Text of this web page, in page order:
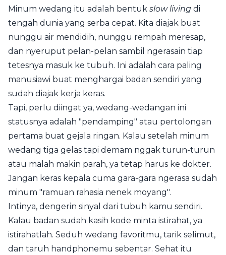
Minum wedang itu adalah bentuk slow living di
tengah dunia yang serba cepat. Kita diajak buat
nunggu air mendidih, nunggu rempah meresap,
dan nyeruput pelan-pelan sambil ngerasain tiap
tetesnya masuk ke tubuh. Ini adalah cara paling
manusiawi buat menghargai badan sendiri yang
sudah diajak kerja keras.
Tapi, perlu diingat ya, wedang-wedangan ini
statusnya adalah "pendamping" atau pertolongan
pertama buat gejala ringan. Kalau setelah minum
wedang tiga gelas tapi demam nggak turun-turun
atau malah makin parah, ya tetap harus ke dokter.
Jangan keras kepala cuma gara-gara ngerasa sudah
minum "ramuan rahasia nenek moyang".
Intinya, dengerin sinyal dari tubuh kamu sendiri.
Kalau badan sudah kasih kode minta istirahat, ya
istirahatlah. Seduh wedang favoritmu, tarik selimut,
dan taruh handphonemu sebentar. Sehat itu